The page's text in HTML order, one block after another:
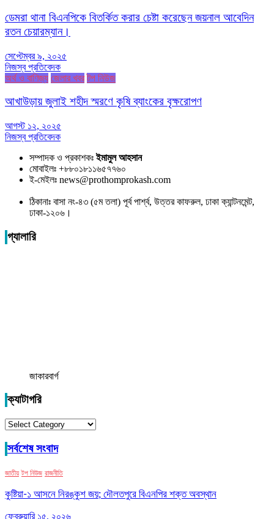
ডেমরা থানা বিএনপিকে বিতর্কিত করার চেষ্টা করেছেন জয়নাল আবেদিন
রতন চেয়ারম্যান।
সেপ্টেম্বর ৯, ২০২৫
নিজস্ব প্রতিবেদক
অর্থ ও বাণিজ্য জেলার খবর টপ নিউজ
আখাউড়ায় জুলাই শহীদ স্মরণে কৃষি ব্যাংকের বৃক্ষরোপণ
আগস্ট ১২, ২০২৫
নিজস্ব প্রতিবেদক
সম্পাদক ও প্রকাশকঃইমামুল আহসান
মোবাইলঃ +৮৮০১৮১১৬৫৭৭৬০
ই-মেইলঃ news@prothomprokash.com
ঠিকানাঃ বাসা নং-৪৩ (৫ম তলা) পূর্ব পার্শ্ব, উত্তর কাফরুল, ঢাকা ক্যান্টনমেন্ট,
ঢাকা-১২০৬।
গ্যালারি
জাকারবার্গ
ক্যাটাগরি
ক্যাটাগরি
সর্বশেষ সংবাদ
জাতীয় টপ নিউজ রাজনীতি
কুষ্টিয়া-১ আসনে নিরঙ্কুশ জয়; দৌলতপুরে বিএনপির শক্ত অবস্থান
ফেব্রুয়ারি ১৫, ২০২৬